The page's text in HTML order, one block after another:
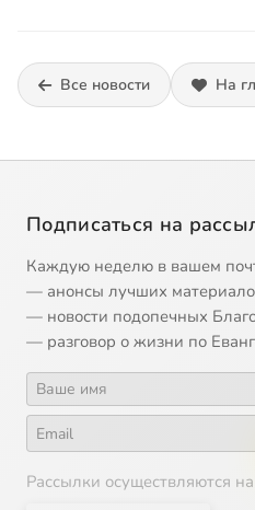
Все новости На
Подписаться на
Каждую неделю в вашем
— анонсы лучших
— новости подопечных
— разговор о жизни по
Рассылки осуществляются